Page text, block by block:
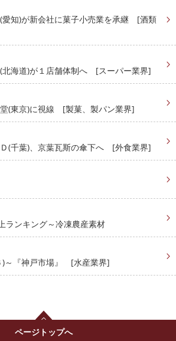
愛知)が新会社に菓子小売業を承継 [酒類
北海道)が１店舗体制へ [スーパー業界]
(東京)に視線 [製菓、製パン業界]
Ｄ(千葉)、京葉瓦斯の傘下へ [外食業界]
ランキング～冷凍農産素材
)～『神戸市場』 [水産業界]
ページトップへ